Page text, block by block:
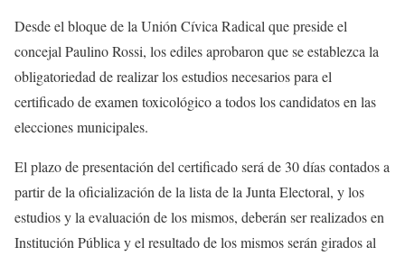
Desde el bloque de la Unión Cívica Radical que preside el
concejal Paulino Rossi, los ediles aprobaron que se establezca la
obligatoriedad de realizar los estudios necesarios para el
certificado de examen toxicológico a todos los candidatos en las
elecciones municipales.
El plazo de presentación del certificado será de 30 días contados a
partir de la oficialización de la lista de la Junta Electoral, y los
estudios y la evaluación de los mismos, deberán ser realizados en
Institución Pública y el resultado de los mismos serán girados al